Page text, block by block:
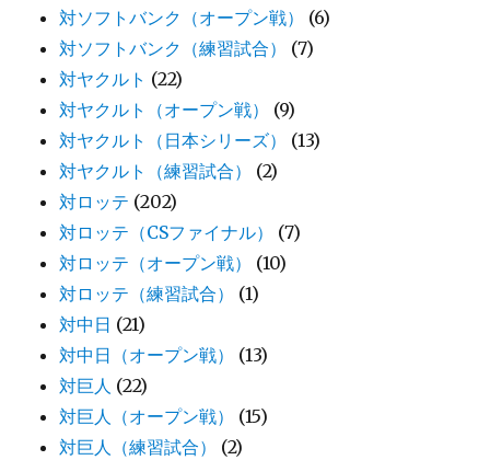
対ソフトバンク（オープン戦）
(6)
対ソフトバンク（練習試合）
(7)
対ヤクルト (22)
対ヤクルト（オープン戦）
(9)
対ヤクルト（日本シリーズ）
(13)
対ヤクルト（練習試合）
(2)
対ロッテ (202)
対ロッテ（CSファイナル）
(7)
対ロッテ（オープン戦）
(10)
対ロッテ（練習試合）
(1)
対中日 (21)
対中日（オープン戦）
(13)
対巨人 (22)
対巨人（オープン戦）
(15)
対巨人（練習試合）
(2)